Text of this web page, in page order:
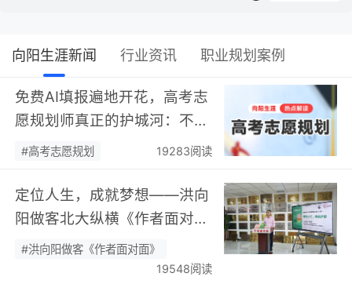
向阳生涯新闻 行业资讯 职业规划案例
免费AI填报遍地开花，高考志
愿规划师真正的护城河：不靠
数据，靠“人”…
#高考志愿规划 19283阅读
定位人生，成就梦想——洪向
阳做客北大纵横《作者面对
面》开展职业规划专题分享…
#洪向阳做客《作者面对面》
19548阅读